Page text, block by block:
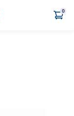
0